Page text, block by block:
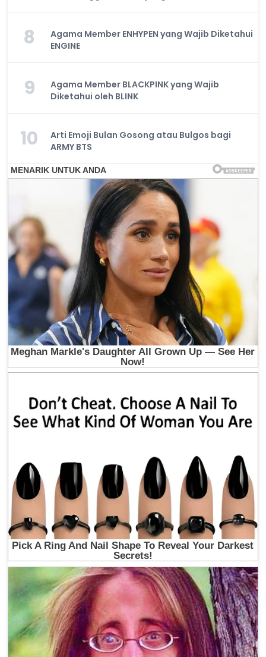
8
Agama Member ENHYPEN yang Wajib Diketahui
ENGINE
9
Agama Member BLACKPINK yang Wajib
Diketahui oleh BLINK
10
Arti Emoji Bulan Gosong atau Bulgos bagi
ARMY BTS